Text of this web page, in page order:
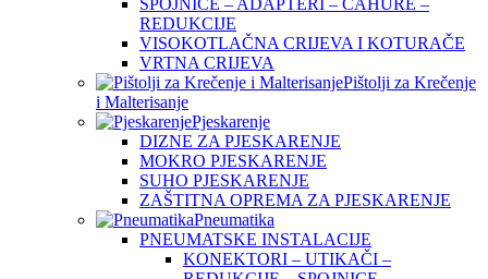
REDUKCIJE
VISOKOTLAČNA CRIJEVA I KOTURAČE
VRTNA CRIJEVA
Pištolji za Krečenje
i Malterisanje
Pjeskarenje
DIZNE ZA PJESKARENJE
MOKRO PJESKARENJE
SUHO PJESKARENJE
ZAŠTITNA OPREMA ZA PJESKARENJE
Pneumatika
PNEUMATSKE INSTALACIJE
KONEKTORI – UTIKAČI –